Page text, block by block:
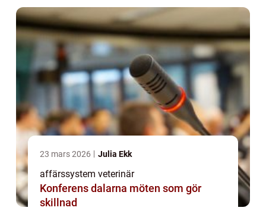
23 mars 2026 Julia Ekk
affärssystem veterinär
Konferens dalarna möten som gör
skillnad